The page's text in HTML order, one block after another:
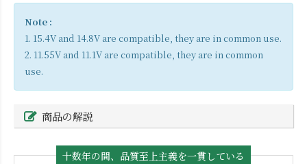
Note :
1. 15.4V and 14.8V are compatible, they are in common use.
2. 11.55V and 11.1V are compatible, they are in common
use.
商品の解説
十数年の間、品質至上主義を一貫している